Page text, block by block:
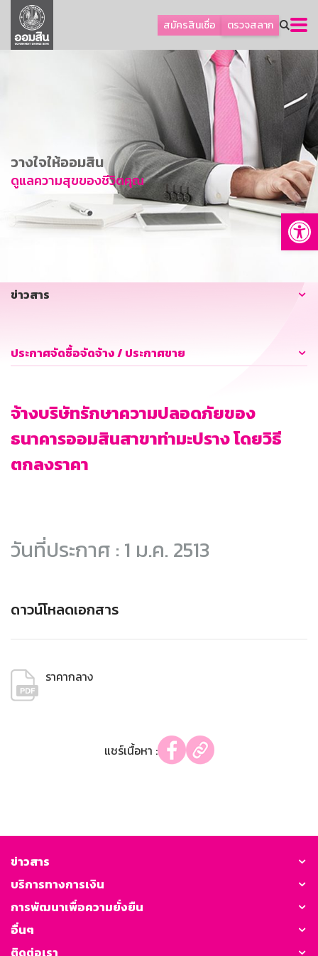
สมัครสินเชื่อ ตรวจสลาก
ลูกค้าธุรกิจ
ลูกค้าผู้ประกอบรายย่อย
การพัฒนาที่ยั่งยืน
ข่าวสาร
บริการทางการเงิน
อื่นๆ
วางใจให้ออมสิน
ดูแลความสุขของชีวิตคุณ
ข่าวสาร
ประกาศจัดซื้อจัดจ้าง / ประกาศขาย
จ้างบริษัทรักษาความปลอดภัยของ
ธนาคารออมสินสาขาท่ามะปราง โดยวิธี
ตกลงราคา
วันที่ประกาศ : 1 ม.ค. 2513
ดาวน์โหลดเอกสาร
ราคากลาง
แชร์เนื้อหา :
ข่าวสาร
บริการทางการเงิน
การพัฒนาเพื่อความยั่งยืน
อื่นๆ